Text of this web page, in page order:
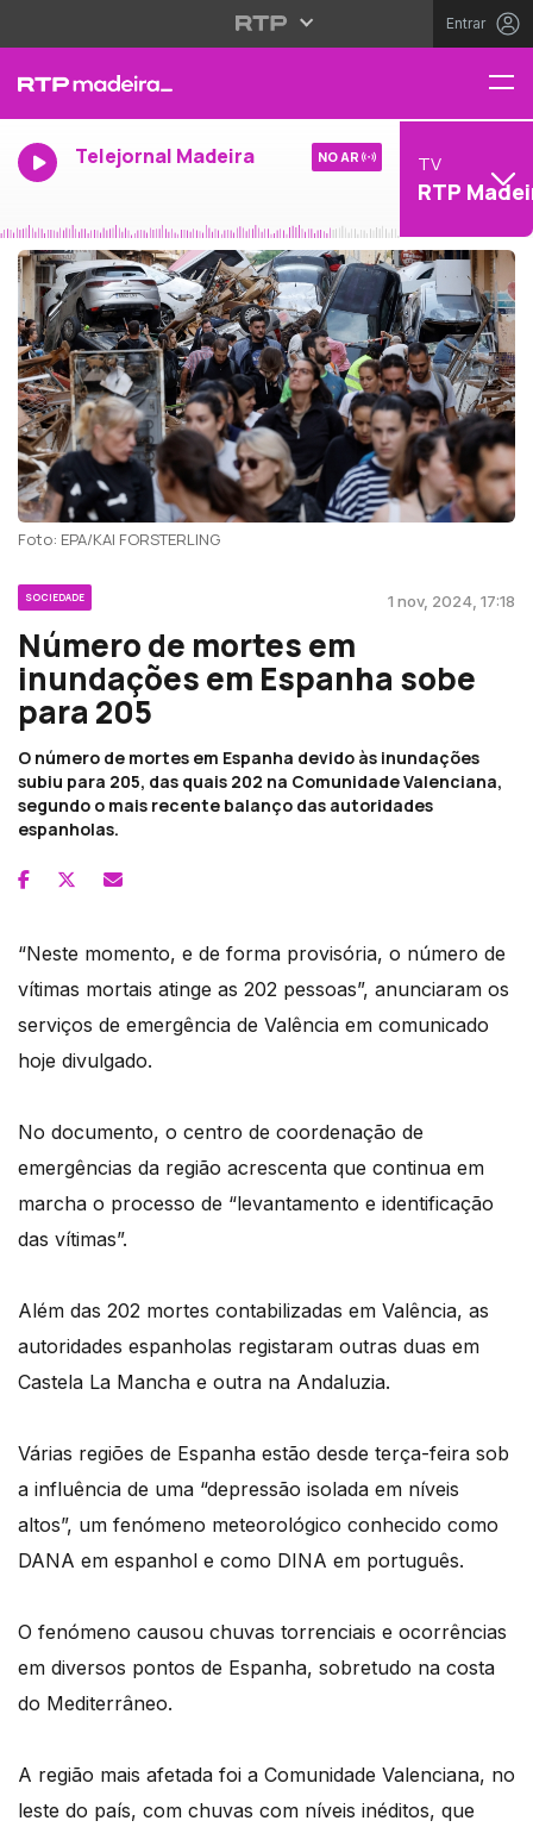
Entrar
Telejornal Madeira NO AR TV
RTP
Foto: EPA/KAI FORSTERLING
SOCIEDADE 1 nov, 2024, 17:18
Número de mortes em
inundações em Espanha sobe
para 205
O número de mortes em Espanha devido às inundações
subiu para 205, das quais 202 na Comunidade Valenciana,
segundo o mais recente balanço das autoridades
espanholas.
“Neste momento, e de forma provisória, o número de
vítimas mortais atinge as 202 pessoas”, anunciaram os
serviços de emergência de Valência em comunicado
hoje divulgado.
No documento, o centro de coordenação de
emergências da região acrescenta que continua em
marcha o processo de “levantamento e identificação
das vítimas”.
Além das 202 mortes contabilizadas em Valência, as
autoridades espanholas registaram outras duas em
Castela La Mancha e outra na Andaluzia.
Várias regiões de Espanha estão desde terça-feira sob
a influência de uma “depressão isolada em níveis
altos”, um fenómeno meteorológico conhecido como
DANA em espanhol e como DINA em português.
O fenómeno causou chuvas torrenciais e ocorrências
em diversos pontos de Espanha, sobretudo na costa
do Mediterrâneo.
A região mais afetada foi a Comunidade Valenciana, no
leste do país, com chuvas com níveis inéditos, que